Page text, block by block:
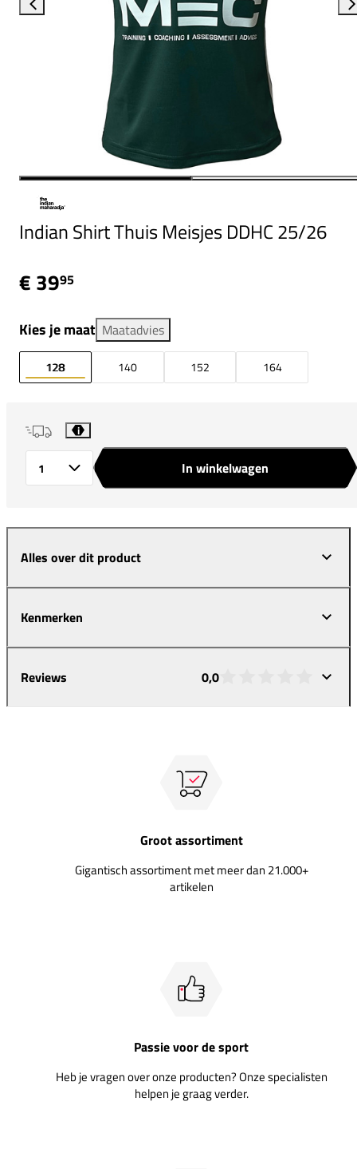
Indian Shirt Thuis Meisjes DDHC 25/26
€ 3995
Kies je maat Maatadvies
128 140 152 164
i
In winkelwagen
Alles over dit product
Kenmerken
Reviews 0,0
Groot assortiment
Gigantisch assortiment met meer dan 21.000+
artikelen
Passie voor de sport
Heb je vragen over onze producten? Onze specialisten
helpen je graag verder.